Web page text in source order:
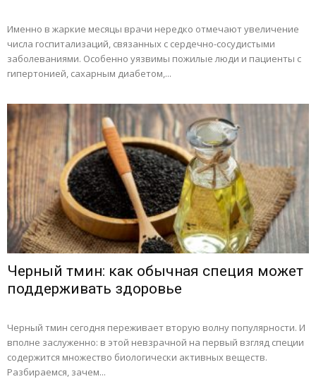
Именно в жаркие месяцы врачи нередко отмечают увеличение
числа госпитализаций, связанных с сердечно-сосудистыми
заболеваниями. Особенно уязвимы пожилые люди и пациенты с
гипертонией, сахарным диабетом,...
Черный тмин: как обычная специя может
поддерживать здоровье
Черный тмин сегодня переживает вторую волну популярности. И
вполне заслуженно: в этой невзрачной на первый взгляд специи
содержится множество биологически активных веществ.
Разбираемся, зачем...